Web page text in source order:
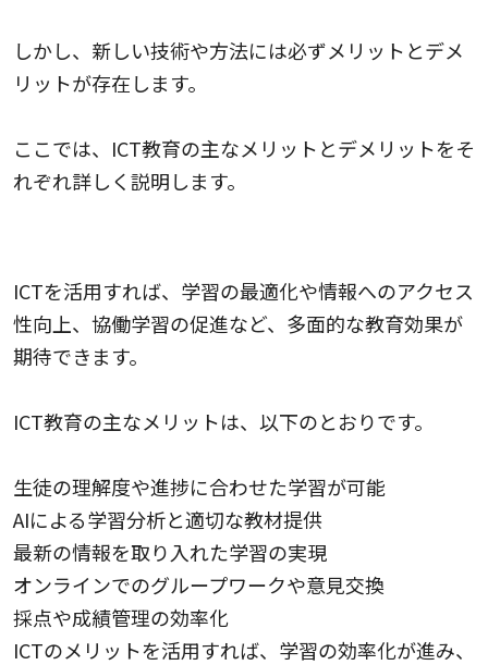
しかし、新しい技術や方法には必ずメリットとデメ
リットが存在します。
ここでは、ICT教育の主なメリットとデメリットをそ
れぞれ詳しく説明します。
ICTを活用すれば、学習の最適化や情報へのアクセス
性向上、協働学習の促進など、多面的な教育効果が
期待できます。
ICT教育の主なメリットは、以下のとおりです。
生徒の理解度や進捗に合わせた学習が可能
AIによる学習分析と適切な教材提供
最新の情報を取り入れた学習の実現
オンラインでのグループワークや意見交換
採点や成績管理の効率化
ICTのメリットを活用すれば、学習の効率化が進み、